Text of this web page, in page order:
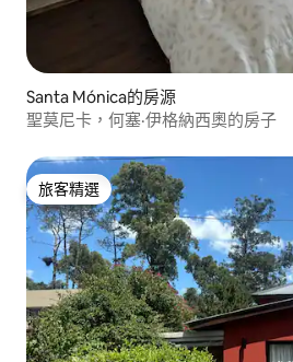
Santa Mónica的房源
聖莫尼卡，何塞·伊格納西奧的房子
旅客精選
旅客精選